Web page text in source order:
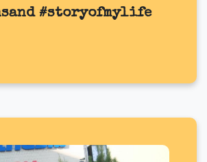
#storyofmylife